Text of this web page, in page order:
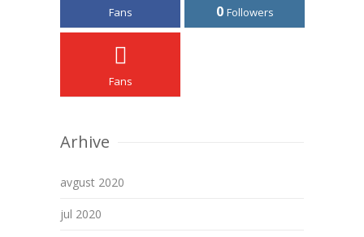
Fans 0 Followers
Fans
Arhive
avgust 2020
jul 2020